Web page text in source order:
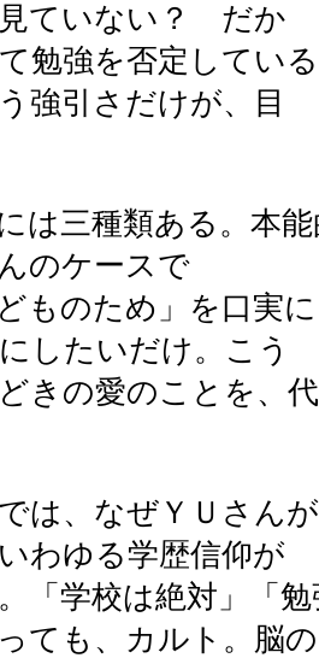
ていない？ だか
勉強を否定してい
強引さだけが、目
は三種類ある。本
のケースで
ものため」を口実
したいだけ。こう
きの愛のことを、
は、なぜＹＵさん
わゆる学歴信仰が
「学校は絶対」「
ても、カルト。脳